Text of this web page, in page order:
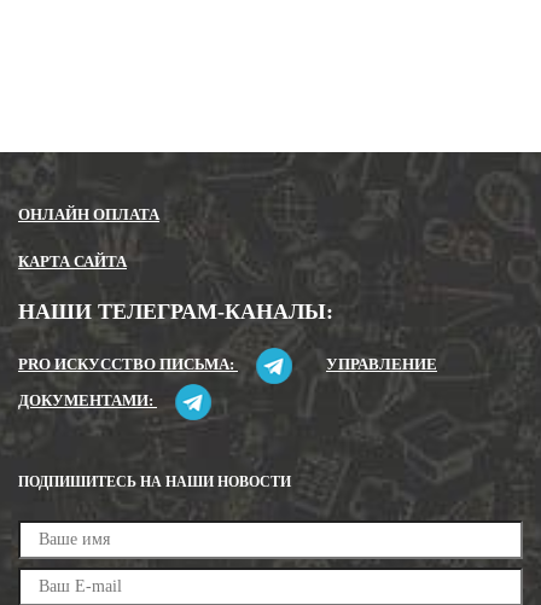
ОНЛАЙН ОПЛАТА
КАРТА САЙТА
НАШИ ТЕЛЕГРАМ-КАНАЛЫ:
PRO ИСКУССТВО ПИСЬМА:
УПРАВЛЕНИЕ
ДОКУМЕНТАМИ:
ПОДПИШИТЕСЬ НА НАШИ НОВОСТИ